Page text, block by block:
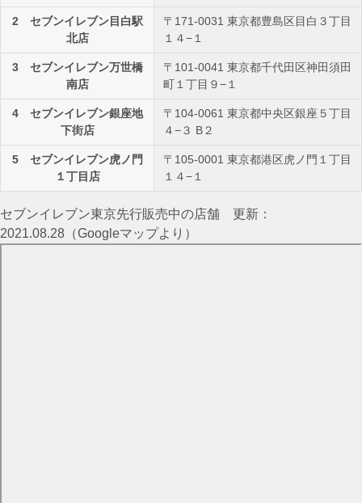
2 セブンイレブン目白駅
北店
〒171-0031 東京都豊島区目白３丁目
１４−１
3 セブンイレブン万世橋
南店
〒101-0041 東京都千代田区神田須田
町１丁目９−１
4 セブンイレブン銀座地
下街店
〒104-0061 東京都中央区銀座５丁目
４−３ B２
5 セブンイレブン虎ノ門
１丁目店
〒105-0001 東京都港区虎ノ門１丁目
１４−１
セブンイレブン東京先行販売中の店舗 更新：
2021.08.28（Googleマップより）